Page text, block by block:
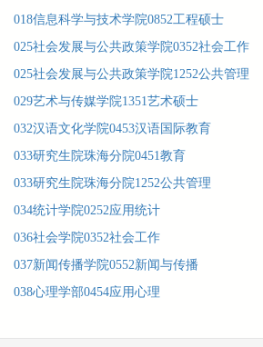
018信息科学与技术学院0852工程硕士
025社会发展与公共政策学院0352社会工作
025社会发展与公共政策学院1252公共管理
029艺术与传媒学院1351艺术硕士
032汉语文化学院0453汉语国际教育
033研究生院珠海分院0451教育
033研究生院珠海分院1252公共管理
034统计学院0252应用统计
036社会学院0352社会工作
037新闻传播学院0552新闻与传播
038心理学部0454应用心理